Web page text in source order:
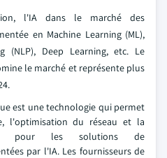
l'IA dans le marché des
en Machine Learning (ML),
(NLP), Deep Learning, etc. Le
le marché et représente plus
est une technologie qui permet
l'optimisation du réseau et la
pour les solutions de
par l'IA. Les fournisseurs de